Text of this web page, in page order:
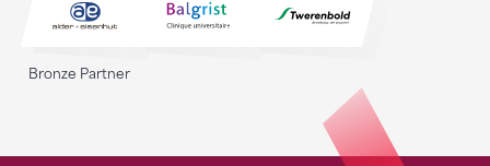
Bronze Partner